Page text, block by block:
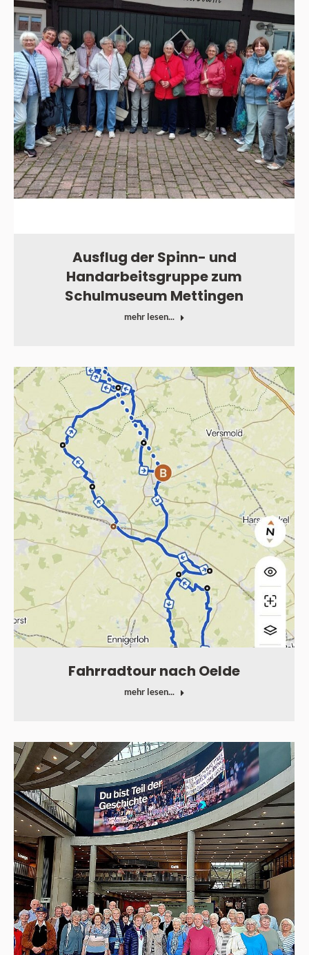
Ausflug der Spinn- und
Handarbeitsgruppe zum
Schulmuseum Mettingen
mehr lesen...
Fahrradtour nach Oelde
mehr lesen...